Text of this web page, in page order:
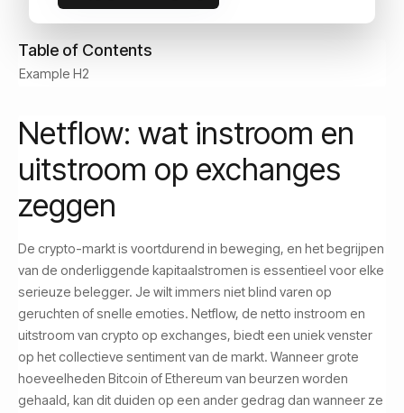
Table of Contents
Example H2
Netflow: wat instroom en
uitstroom op exchanges
zeggen
De crypto-markt is voortdurend in beweging, en het begrijpen
van de onderliggende kapitaalstromen is essentieel voor elke
serieuze belegger. Je wilt immers niet blind varen op
geruchten of snelle emoties. Netflow, de netto instroom en
uitstroom van crypto op exchanges, biedt een uniek venster
op het collectieve sentiment van de markt. Wanneer grote
hoeveelheden Bitcoin of Ethereum van beurzen worden
gehaald, kan dit duiden op een ander gedrag dan wanneer ze